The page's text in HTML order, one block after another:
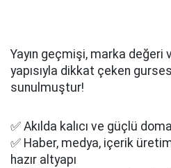
Yayın geçmişi, marka değeri
yapısıyla dikkat çeken
sunulmuştur!
✅ Akılda kalıcı ve güçlü
✅ Haber, medya, içerik
hazır altyapı